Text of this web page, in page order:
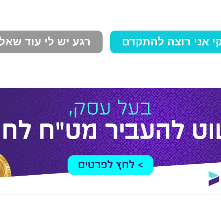
אני רוצה להתקדם רגע יש לי עוד